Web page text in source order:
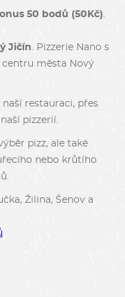
50 bodů (50Kč)
Jičín . Pizzerie Nano s
centru města Nový
restauraci, přes
pizzerií.
pizz, ale také
nebo krůtího
Žilina, Šenov a